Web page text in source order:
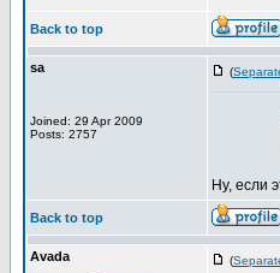
Back to top
sa
Joined: 29 Apr 2009
Posts: 2757
(
Ну, если
Back to top
Avada (